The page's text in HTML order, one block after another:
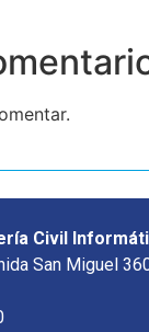
Civil
San Miguel